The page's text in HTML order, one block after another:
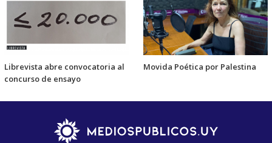
Librevista abre convocatoria al
concurso de ensayo
Movida Poética por Palestina